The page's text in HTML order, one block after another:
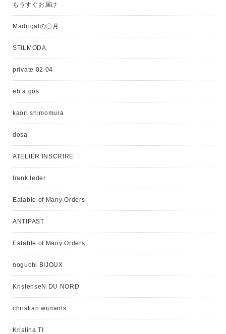
もうすぐお届け
Madrigalの〇月
STILMODA
private 02 04
eb.a.gos
kaori shimomura
dosa
ATELIER INSCRIRE
frank leder
Eatable of Many Orders
ANTIPAST
Eatable of Many Orders
noguchi BIJOUX
KristenseN DU NORD
christian wijnants
Kristina TI